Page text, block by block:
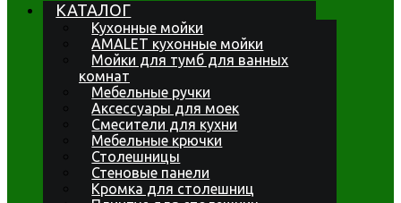
КАТАЛОГ
Кухонные мойки
AMALET кухонные мойки
Мойки для тумб для ванных
комнат
Мебельные ручки
Аксессуары для моек
Смесители для кухни
Мебельные крючки
Столешницы
Стеновые панели
Кромка для столешниц